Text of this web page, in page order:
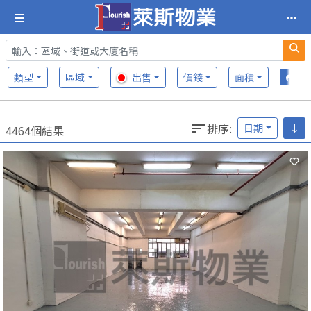
類型 區域 出售 價錢 面積
4464個結果 排序: 日期 ↓